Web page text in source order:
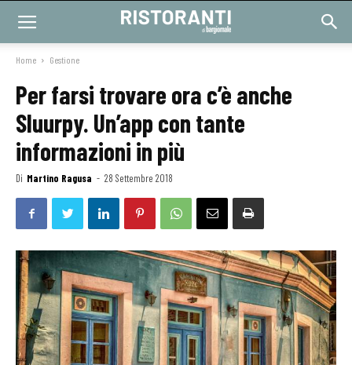
Home Gestione
Per farsi trovare ora c’è anche
Sluurpy. Un’app con tante
informazioni in più
Di Martino Ragusa - 28 Settembre 2018